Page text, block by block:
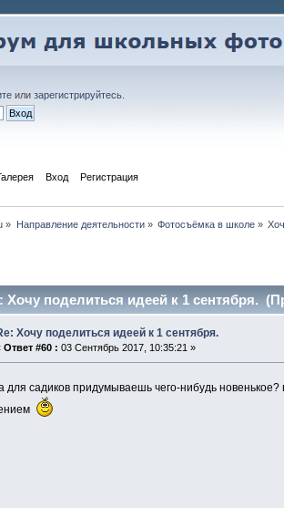
илизарегистрируйтесь
Вход Регистрация
» Направление деятельности» Фотосъёмка в школе »
Хочу поделиться идеей к 1 сентября.
Хочу поделиться идеей к 1 сентября.
Ответ #60 : 03 Сентябрь 2017, 10:35:21 »
для садиков придумываешь чего-нибудь